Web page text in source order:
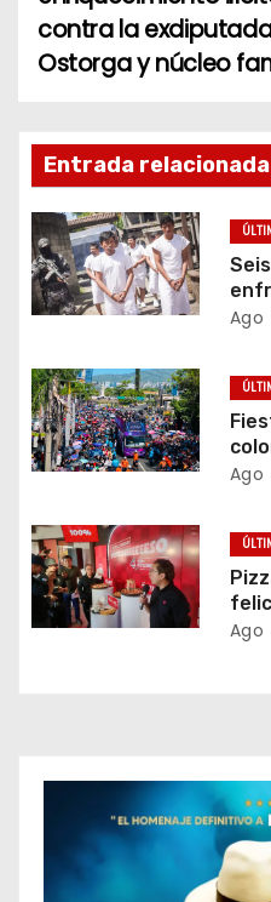
v
g
a
c
i
n
d
e
n
a
contra la
Ostorga y núcleo
Entrada relacionada
Ago
Ago
Ago